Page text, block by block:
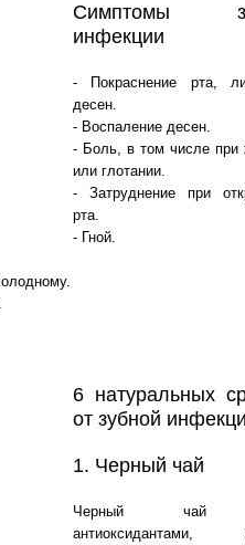
Симптомы
инфекции
- Покраснение рта,
десен.
- Воспаление десен.
- Боль, в том числе при
или глотании.
- Затруднение при
рта.
- Гной.
6 натуральных
от зубной
1. Черный чай
Черный чай
антиоксидантами,